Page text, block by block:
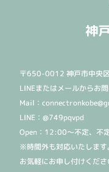
神
〒650-0012 神戸市中央
LINEまたはメールからお
Mail：
LINE：@749pqvpd
Open：12:00〜不定、不
※時間外も対応いたします
お気軽にお申し付けくださ